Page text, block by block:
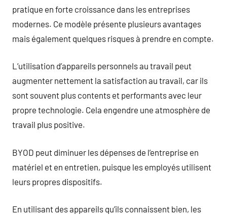
pratique en forte croissance dans les entreprises
modernes. Ce modèle présente plusieurs avantages
mais également quelques risques à prendre en compte.
L’utilisation d’appareils personnels au travail peut
augmenter nettement la satisfaction au travail, car ils
sont souvent plus contents et performants avec leur
propre technologie. Cela engendre une atmosphère de
travail plus positive.
BYOD peut diminuer les dépenses de l’entreprise en
matériel et en entretien, puisque les employés utilisent
leurs propres dispositifs.
En utilisant des appareils qu’ils connaissent bien, les